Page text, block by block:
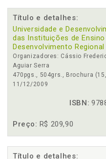
Título e detalhes:
Universidade e
das Instituições de
Desenvolvimento Regional
Organizadores: Cássio
Aguiar Serra
470pgs., 504grs., Brochura
11/12/2009
ISBN:
Preço: R$ 209,90
Título e detalhes: